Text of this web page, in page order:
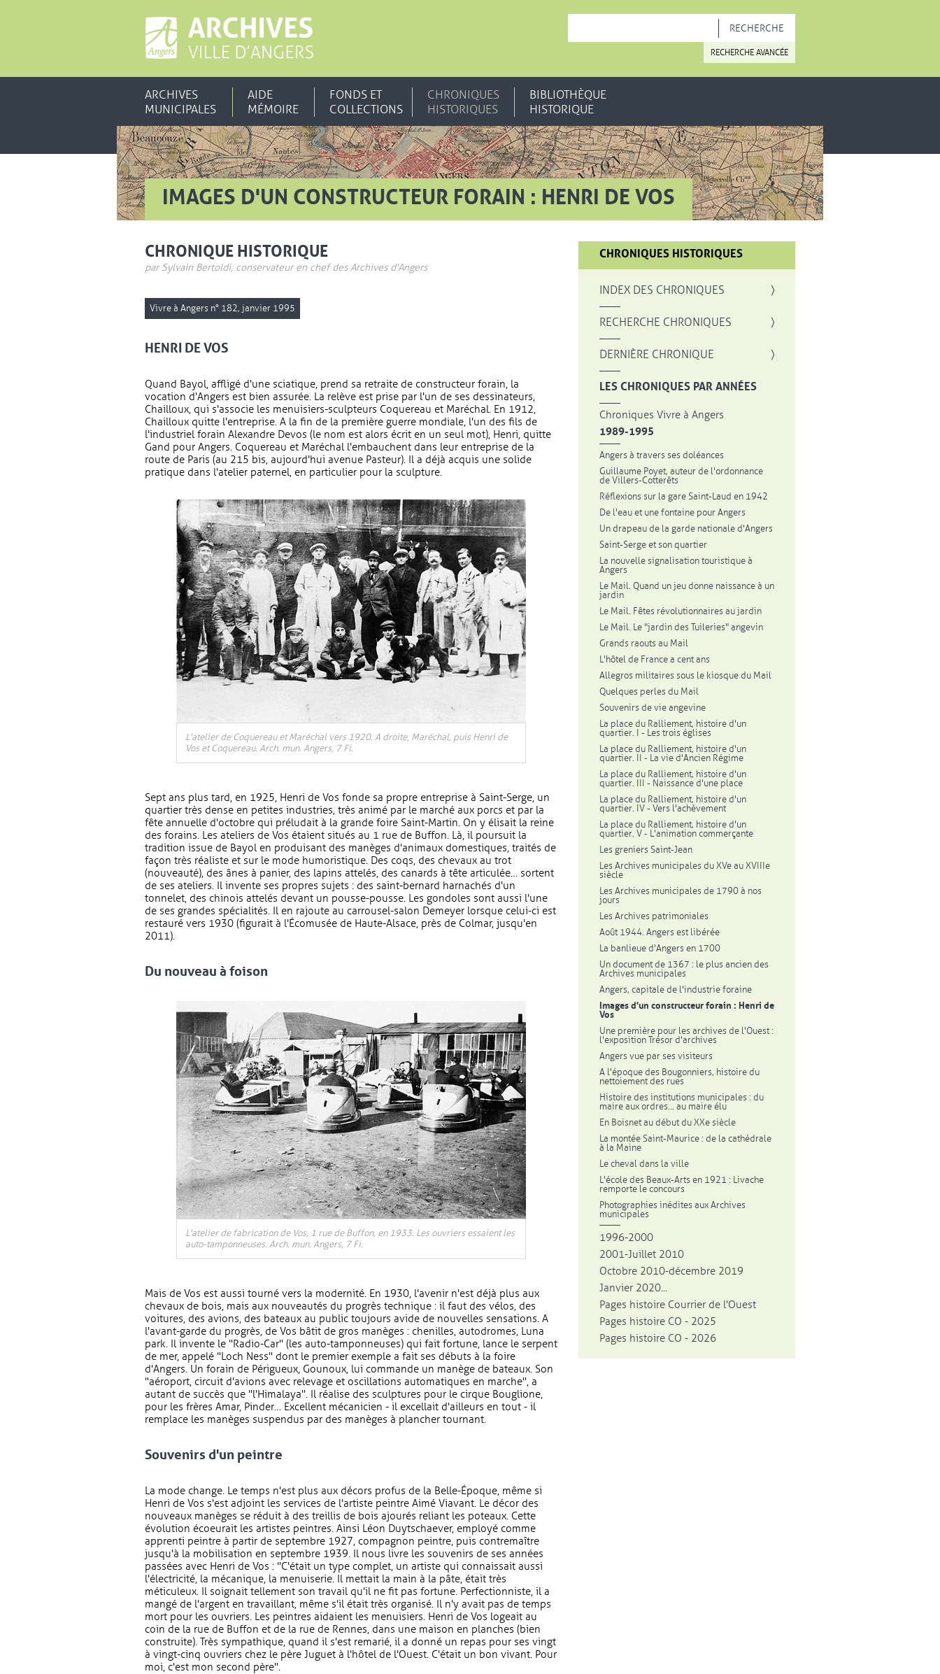
RECHERCHE AVANCÉE
ARCHIVES
MUNICIPALES
AIDE
MÉMOIRE
FONDS ET
COLLECTIONS
CHRONIQUES
HISTORIQUES
BIBLIOTHÈQUE
HISTORIQUE
IMAGES D'UN CONSTRUCTEUR FORAIN : HENRI DE VOS
CHRONIQUE HISTORIQUE
par Sylvain Bertoldi, conservateur en chef des Archives d'Angers
Vivre à Angers n° 182, janvier 1995
HENRI DE VOS
Quand Bayol, affligé d'une sciatique, prend sa retraite de constructeur forain, la
vocation d'Angers est bien assurée. La relève est prise par l'un de ses dessinateurs,
Chailloux, qui s'associe les menuisiers-sculpteurs Coquereau et Maréchal. En 1912,
Chailloux quitte l'entreprise. A la fin de la première guerre mondiale, l'un des fils de
l'industriel forain Alexandre Devos (le nom est alors écrit en un seul mot), Henri, quitte
Gand pour Angers. Coquereau et Maréchal l'embauchent dans leur entreprise de la
route de Paris (au 215 bis, aujourd'hui avenue Pasteur). Il a déjà acquis une solide
pratique dans l'atelier paternel, en particulier pour la sculpture.
L'atelier de Coquereau et Maréchal vers 1920. A droite, Maréchal, puis Henri de
Vos et Coquereau. Arch. mun. Angers, 7 Fi.
Sept ans plus tard, en 1925, Henri de Vos fonde sa propre entreprise à Saint-Serge, un
quartier très dense en petites industries, très animé par le marché aux porcs et par la
fête annuelle d'octobre qui préludait à la grande foire Saint-Martin. On y élisait la reine
des forains. Les ateliers de Vos étaient situés au 1 rue de Buffon. Là, il poursuit la
tradition issue de Bayol en produisant des manèges d'animaux domestiques, traités de
façon très réaliste et sur le mode humoristique. Des coqs, des chevaux au trot
(nouveauté), des ânes à panier, des lapins attelés, des canards à tête articulée… sortent
de ses ateliers. Il invente ses propres sujets : des saint-bernard harnachés d'un
tonnelet, des chinois attelés devant un pousse-pousse. Les gondoles sont aussi l'une
de ses grandes spécialités. Il en rajoute au carrousel-salon Demeyer lorsque celui-ci est
restauré vers 1930 (figurait à l'Écomusée de Haute-Alsace, près de Colmar, jusqu'en
2011).
Du nouveau à foison
L'atelier de fabrication de Vos, 1 rue de Buffon, en 1933. Les ouvriers essaient les
auto-tamponneuses. Arch. mun. Angers, 7 Fi.
Mais de Vos est aussi tourné vers la modernité. En 1930, l'avenir n'est déjà plus aux
chevaux de bois, mais aux nouveautés du progrès technique : il faut des vélos, des
voitures, des avions, des bateaux au public toujours avide de nouvelles sensations. A
l'avant-garde du progrès, de Vos bâtit de gros manèges : chenilles, autodromes, Luna
park. Il invente le "Radio-Car" (les auto-tamponneuses) qui fait fortune, lance le serpent
de mer, appelé "Loch Ness" dont le premier exemple a fait ses débuts à la foire
d'Angers. Un forain de Périgueux, Gounoux, lui commande un manège de bateaux. Son
"aéroport, circuit d'avions avec relevage et oscillations automatiques en marche", a
autant de succès que "l'Himalaya". Il réalise des sculptures pour le cirque Bouglione,
pour les frères Amar, Pinder… Excellent mécanicien - il excellait d'ailleurs en tout - il
remplace les manèges suspendus par des manèges à plancher tournant.
Souvenirs d'un peintre
La mode change. Le temps n'est plus aux décors profus de la Belle-Époque, même si
Henri de Vos s'est adjoint les services de l'artiste peintre Aimé Viavant. Le décor des
nouveaux manèges se réduit à des treillis de bois ajourés reliant les poteaux. Cette
évolution écoeurait les artistes peintres. Ainsi Léon Duytschaever, employé comme
apprenti peintre à partir de septembre 1927, compagnon peintre, puis contremaître
jusqu'à la mobilisation en septembre 1939. Il nous livre les souvenirs de ses années
passées avec Henri de Vos : "C'était un type complet, un artiste qui connaissait aussi
l'électricité, la mécanique, la menuiserie. Il mettait la main à la pâte, était très
méticuleux. Il soignait tellement son travail qu'il ne fit pas fortune. Perfectionniste, il a
mangé de l'argent en travaillant, même s'il était très organisé. Il n'y avait pas de temps
mort pour les ouvriers. Les peintres aidaient les menuisiers. Henri de Vos logeait au
coin de la rue de Buffon et de la rue de Rennes, dans une maison en planches (bien
construite). Très sympathique, quand il s'est remarié, il a donné un repas pour ses vingt
à vingt-cinq ouvriers chez le père Juguet à l'hôtel de l'Ouest. C'était un bon vivant. Pour
moi, c'est mon second père".
CHRONIQUES HISTORIQUES
INDEX DES CHRONIQUES
RECHERCHE CHRONIQUES , OUVRE UNE NOUVELLE FENÊTRE
DERNIÈRE CHRONIQUE
LES CHRONIQUES PAR ANNÉES
Chroniques Vivre à Angers
1989-1995
Angers à travers ses doléances
Guillaume Poyet, auteur de l'ordonnance
de Villers-Cotterêts
Réflexions sur la gare Saint-Laud en 1942
De l'eau et une fontaine pour Angers
Un drapeau de la garde nationale d'Angers
Saint-Serge et son quartier
La nouvelle signalisation touristique à
Angers
Le Mail. Quand un jeu donne naissance à un
jardin
Le Mail. Fêtes révolutionnaires au jardin
Le Mail. Le "jardin des Tuileries" angevin
Grands raouts au Mail
L'hôtel de France a cent ans
Allegros militaires sous le kiosque du Mail
Quelques perles du Mail
Souvenirs de vie angevine
La place du Ralliement, histoire d'un
quartier. I - Les trois églises
La place du Ralliement, histoire d'un
quartier. II - La vie d'Ancien Régime
La place du Ralliement, histoire d'un
quartier. III - Naissance d'une place
La place du Ralliement, histoire d'un
quartier. IV - Vers l'achèvement
La place du Ralliement, histoire d'un
quartier. V - L'animation commerçante
Les greniers Saint-Jean
Les Archives municipales du XVe au XVIIIe
siècle
Les Archives municipales de 1790 à nos
jours
Les Archives patrimoniales
Août 1944. Angers est libérée
La banlieue d'Angers en 1700
Un document de 1367 : le plus ancien des
Archives municipales
Angers, capitale de l'industrie foraine
Images d'un constructeur forain : Henri de
Vos
Une première pour les archives de l'Ouest :
l'exposition Trésor d'archives
Angers vue par ses visiteurs
A l'époque des Bougonniers, histoire du
nettoiement des rues
Histoire des institutions municipales : du
maire aux ordres... au maire élu
En Boisnet au début du XXe siècle
La montée Saint-Maurice : de la cathédrale
à la Maine
Le cheval dans la ville
L'école des Beaux-Arts en 1921 : Livache
remporte le concours
Photographies inédites aux Archives
municipales
1996-2000
2001-Juillet 2010
Octobre 2010-décembre 2019
Janvier 2020...
Pages histoire Courrier de l'Ouest
Pages histoire CO - 2025
Pages histoire CO - 2026